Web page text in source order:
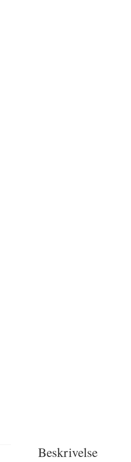
Beskrivelse